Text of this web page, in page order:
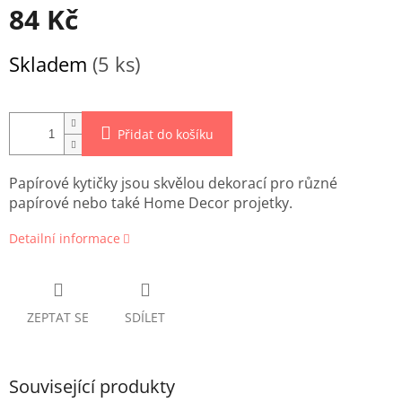
84 Kč
cena:
Skladem (5 ks)
Přidat do košíku
Papírové kytičky jsou skvělou dekorací pro různé
papírové nebo také Home Decor projetky.
Detailní informace
ZEPTAT SE SDÍLET
Související produkty